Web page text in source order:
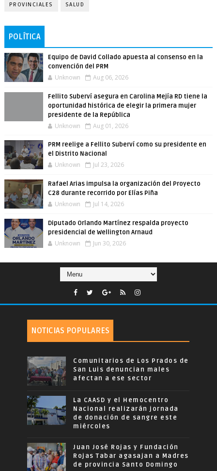
PROVINCIALES SALUD
POLÍTICA
Equipo de David Collado apuesta al consenso en la
convención del PRM
Unknown Aug 06, 2026
Fellito Suberví asegura en Carolina Mejía RD tiene la
oportunidad histórica de elegir la primera mujer
presidente de la República
Unknown Aug 01, 2026
PRM reelige a Fellito Suberví como su presidente en
el Distrito Nacional
Unknown Jul 23, 2026
Rafael Arias impulsa la organización del Proyecto
C28 durante recorrido por Elías Piña
Unknown Jul 14, 2026
Diputado Orlando Martínez respalda proyecto
presidencial de Wellington Arnaud
Unknown Jun 30, 2026
NOTICIAS POPULARES
Comunitarios de Los Prados de
San Luis denuncian males
afectan a ese sector
La CAASD y el Hemocentro
Nacional realizarán jornada
de donación de sangre este
miércoles
Juan José Rojas y Fundación
Rojas Tabar agasajan a Madres
de provincia Santo Domingo